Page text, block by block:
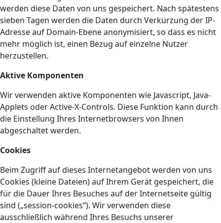
werden diese Daten von uns gespeichert. Nach spätestens
sieben Tagen werden die Daten durch Verkürzung der IP-
Adresse auf Domain-Ebene anonymisiert, so dass es nicht
mehr möglich ist, einen Bezug auf einzelne Nutzer
herzustellen.
Aktive Komponenten
Wir verwenden aktive Komponenten wie Javascript, Java-
Applets oder Active-X-Controls. Diese Funktion kann durch
die Einstellung Ihres Internetbrowsers von Ihnen
abgeschaltet werden.
Cookies
Beim Zugriff auf dieses Internetangebot werden von uns
Cookies (kleine Dateien) auf Ihrem Gerät gespeichert, die
für die Dauer Ihres Besuches auf der Internetseite gültig
sind („session-cookies“). Wir verwenden diese
ausschließlich während Ihres Besuchs unserer